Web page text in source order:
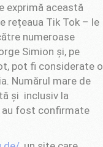
exprimă această
rețeaua Tik Tok – le
numeroase
Simion și, pe
pot fi considerate o
Numărul mare de
şi inclusiv la
au fost confirmate